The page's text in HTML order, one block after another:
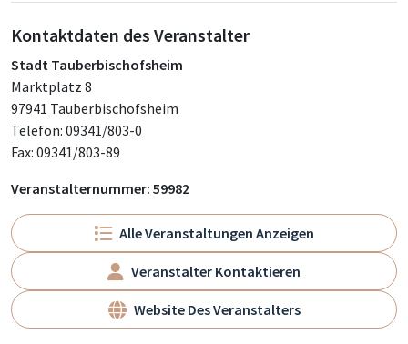
Kontaktdaten des Veranstalter
Stadt Tauberbischofsheim
Marktplatz 8
97941 Tauberbischofsheim
Telefon: 09341/803-0
Fax: 09341/803-89
Veranstalternummer: 59982
Alle Veranstaltungen Anzeigen
Veranstalter Kontaktieren
Website Des Veranstalters